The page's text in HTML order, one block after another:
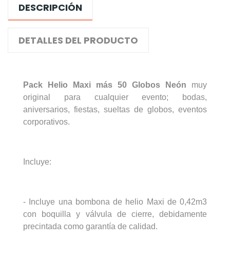
DESCRIPCIÓN
DETALLES DEL PRODUCTO
Pack Helio Maxi más 50 Globos Neón muy
original para cualquier evento; bodas,
aniversarios, fiestas, sueltas de globos, eventos
corporativos.
Incluye:
- Incluye una bombona de helio Maxi de 0,42m3
con boquilla y válvula de cierre, debidamente
precintada como garantía de calidad.